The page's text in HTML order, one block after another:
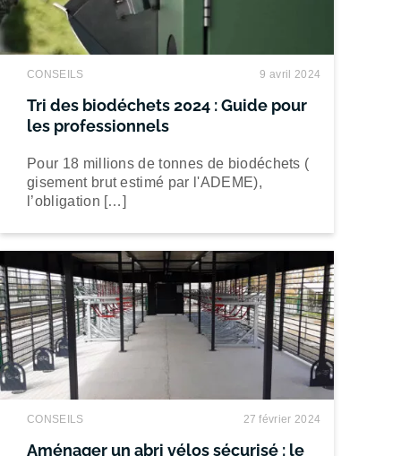
CONSEILS 9 avril 2024
Tri des biodéchets 2024 : Guide pour
les professionnels
Pour 18 millions de tonnes de biodéchets (
gisement brut estimé par l'ADEME),
l’obligation […]
CONSEILS 27 février 2024
Aménager un abri vélos sécurisé : le